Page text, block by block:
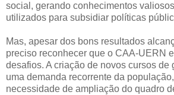
social, gerando conhecimentos
utilizados para subsidiar políticas
Mas, apesar dos bons resultados
preciso reconhecer que o CAA-UERN
desafios. A criação de novos cursos de
uma demanda recorrente da
necessidade de ampliação do quadro